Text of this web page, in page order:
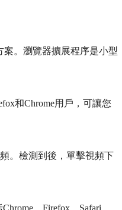
案。瀏覽器擴展程序是小型
和Chrome用戶，可讓您
。檢測到後，單擊視頻下
，Firefox，Safari，